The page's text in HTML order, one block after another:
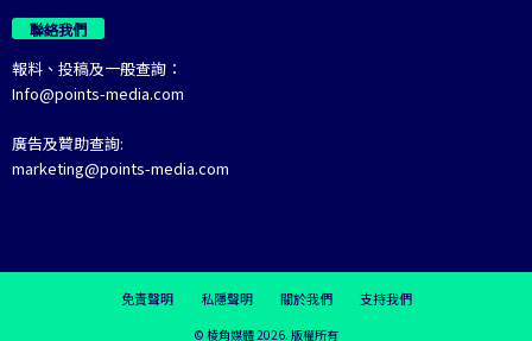
聯絡我們
報料、投稿及一般查詢：
Info@points-media.com
廣告及贊助查詢:
marketing@points-media.com
免責聲明 私隱聲明 關於我們 支持我們
© 棱角媒體 2026. 版權所有